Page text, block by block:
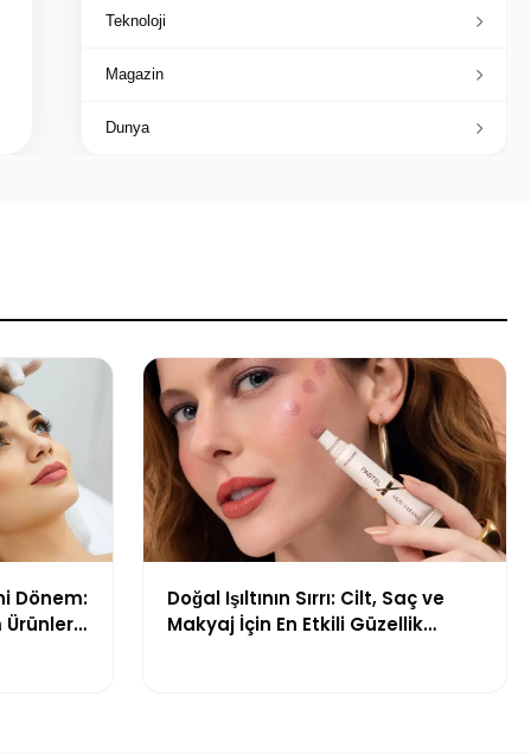
Teknoloji
Magazin
Dunya
Dönem:
Ürünleri
Doğal Işıltının Sırrı: Cilt, Saç ve
Makyaj İçin En Etkili Güzellik